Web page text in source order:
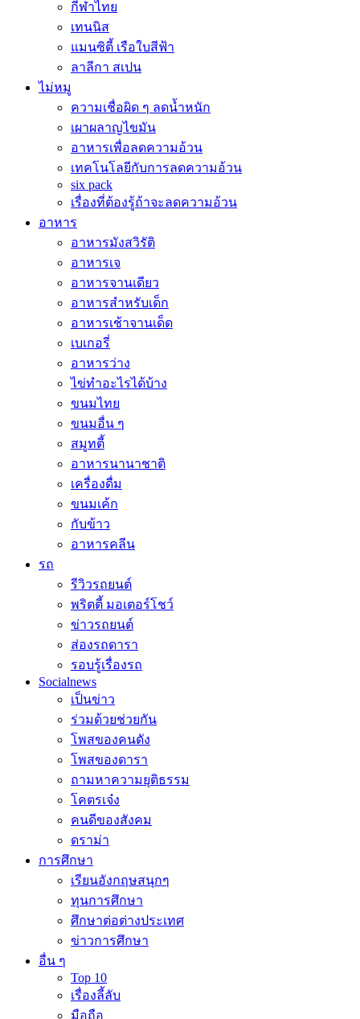
กีฬาไทย
เทนนิส
แมนซิตี้ เรือใบสีฟ้า
ลาลีกา สเปน
ไม่หมู
ความเชื่อผิด ๆ ลดน้ำหนัก
เผาผลาญไขมัน
อาหารเพื่อลดความอ้วน
เทคโนโลยีกับการลดความอ้วน
six pack
เรื่องที่ต้องรู้ถ้าจะลดความอ้วน
อาหาร
อาหารมังสวิรัติ
อาหารเจ
อาหารจานเดียว
อาหารสำหรับเด็ก
อาหารเช้าจานเด็ด
เบเกอรี่
อาหารว่าง
ไข่ทำอะไรได้บ้าง
ขนมไทย
ขนมอื่น ๆ
สมูทตี้
อาหารนานาชาติ
เครื่องดื่ม
ขนมเค้ก
กับข้าว
อาหารคลีน
รถ
รีวิวรถยนต์
พริตตี้ มอเตอร์โชว์
ข่าวรถยนต์
ส่องรถดารา
รอบรู้เรื่องรถ
Socialnews
เป็นข่าว
ร่วมด้วยช่วยกัน
โพสของคนดัง
โพสของดารา
ถามหาความยุติธรรม
โคตรเจ๋ง
คนดีของสังคม
ดราม่า
การศึกษา
เรียนอังกฤษสนุกๆ
ทุนการศึกษา
ศึกษาต่อต่างประเทศ
ข่าวการศึกษา
อื่น ๆ
Top 10
เรื่องลี้ลับ
มือถือ